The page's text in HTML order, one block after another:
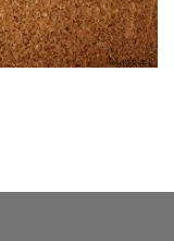
© unsplash